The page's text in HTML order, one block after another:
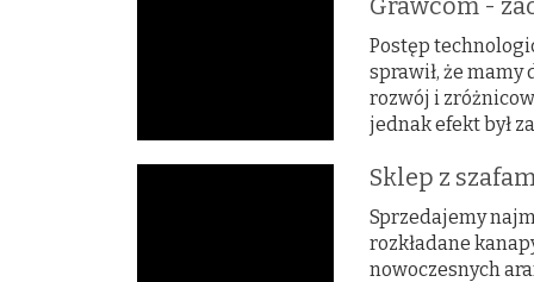
Grawcom -
Postęp
sprawił, że
rozwój i
jednak efekt był
Sklep z
Sprzedajemy
rozkładane
nowoczesnych